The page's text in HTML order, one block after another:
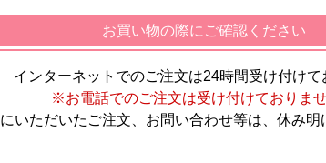
お買い物の際にご確認ください
インターネットでのご注文は24時間受け付けて
※お電話でのご注文は受け付けておりませ
いただいたご注文、お問い合わせ等は、休み明